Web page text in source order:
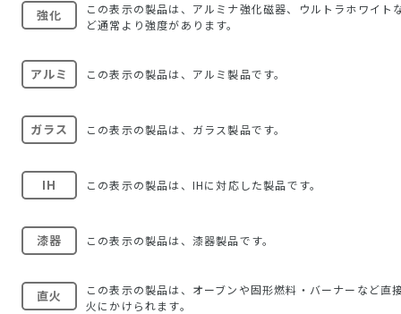
強化
この表示の製品は、アルミナ強化磁器、ウルトラホワイト
ど通常より強度があります。
アルミ この表示の製品は、アルミ製品です。
ガラス この表示の製品は、ガラス製品です。
IH この表示の製品は、IHに対応した製品です。
漆器 この表示の製品は、漆器製品です。
直火
この表示の製品は、オーブンや固形燃料・バーナーなど直
火にかけられます。